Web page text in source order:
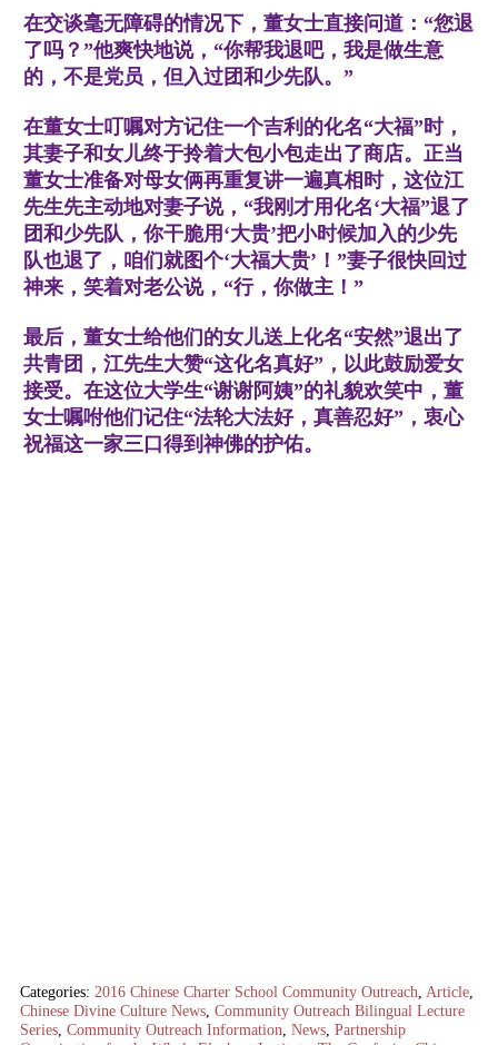
在交谈毫无障碍的情况下，董女士直接问道：“您退
了吗？”他爽快地说，“你帮我退吧，我是做生意
的，不是党员，但入过团和少先队。”
在董女士叮嘱对方记住一个吉利的化名“大福”时，
其妻子和女儿终于拎着大包小包走出了商店。正当
董女士准备对母女俩再重复讲一遍真相时，这位江
先生先主动地对妻子说，“我刚才用化名‘大福”退了
团和少先队，你干脆用‘大贵’把小时候加入的少先
队也退了，咱们就图个‘大福大贵’！”妻子很快回过
神来，笑着对老公说，“行，你做主！”
最后，董女士给他们的女儿送上化名“安然”退出了
共青团，江先生大赞“这化名真好”，以此鼓励爱女
接受。在这位大学生“谢谢阿姨”的礼貌欢笑中，董
女士嘱咐他们记住“法轮大法好，真善忍好”，衷心
祝福这一家三口得到神佛的护佑。
Categories: 2016 Chinese Charter School Community Outreach, Article,
Chinese Divine Culture News, Community Outreach Bilingual Lecture
Series, Community Outreach Information, News, Partnership